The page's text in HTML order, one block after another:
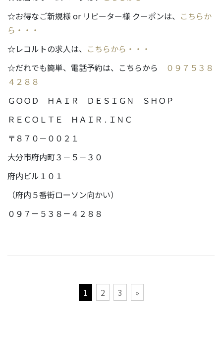
☆お得なご新規様 or リピーター様 クーポンは、 こちらか
ら・・・
☆レコルトの求人は、 こちらから・・・
☆だれでも簡単、電話予約は、こちらから
０９７５３８
４２８８
ＧＯＯＤ ＨＡＩＲ ＤＥＳＩＧＮ ＳＨＯＰ
ＲＥＣＯＬＴＥ ＨＡＩＲ . ＩＮＣ
〒８７０－００２１
大分市府内町３－５－３０
府内ビル１０１
（府内５番街ローソン向かい）
０９７－５３８－４２８８
投
稿
1 2 3 »